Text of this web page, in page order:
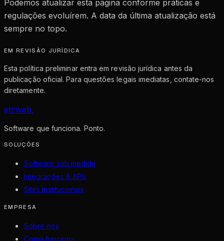
Podemos atualizar esta página conforme práticas e
regulações evoluírem. A data da última atualização está
sempre no topo.
EM REVISÃO JURÍDICA
Esta política preliminar entra em revisão jurídica antes da
publicação oficial. Para questões legais imediatas, contate-nos
diretamente.
etcweb.
Software que funciona. Ponto.
SOLUÇÕES
Software sob medida
Integrações & APIs
Sites institucionais
EMPRESA
Sobre nós
Como funciona